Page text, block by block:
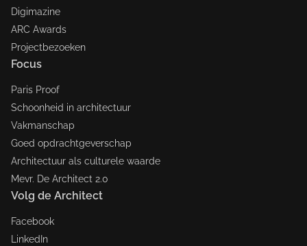
Digimazine
ARC Awards
Projectbezoeken
Focus
Paris Proof
Schoonheid in architectuur
Vakmanschap
Goed opdrachtgeverschap
Architectuur als culturele waarde
Mevr. De Architect 2.0
Volg de Architect
Facebook
LinkedIn